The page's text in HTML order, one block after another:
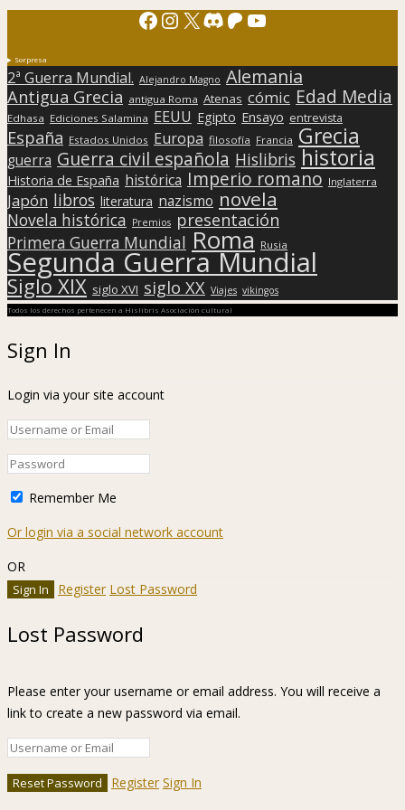
Facebook
Instagram
X Discord
Patreon
YouTube
Sorpresa
2ª Guerra Mundial. Alejandro Magno Alemania
Antigua Grecia antigua Roma Atenas cómic Edad Media
Edhasa Ediciones Salamina EEUU Egipto Ensayo entrevista
España Estados Unidos Europa filosofía Francia Grecia
guerra Guerra civil española Hislibris historia
Historia de España histórica Imperio romano Inglaterra
Japón libros literatura nazismo novela
Novela histórica Premios presentación
Primera Guerra Mundial Roma Rusia
Segunda Guerra Mundial
Siglo XIX siglo XVI siglo XX Viajes vikingos
Todos los derechos pertenecen a Hislibris Asociación cultural
Sign In
Login via your site account
Remember Me
Or login via a social network account
OR
Register Lost Password
Lost Password
Please enter your username or email address. You will receive a
link to create a new password via email.
Register Sign In